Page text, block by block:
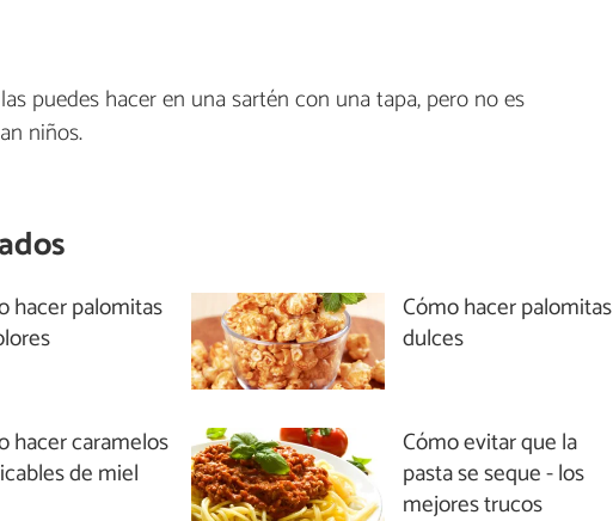
puedes hacer en una sartén con una tapa, pero no es
niños.
hacer palomitas
Cómo hacer palomitas
dulces
hacer caramelos
de miel
Cómo evitar que la
pasta se seque - los
mejores trucos